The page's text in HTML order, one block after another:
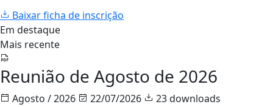
Baixar ficha de inscrição
Em destaque
Mais recente
Reunião de Agosto de 2026
Agosto / 2026 22/07/2026
23 downloads